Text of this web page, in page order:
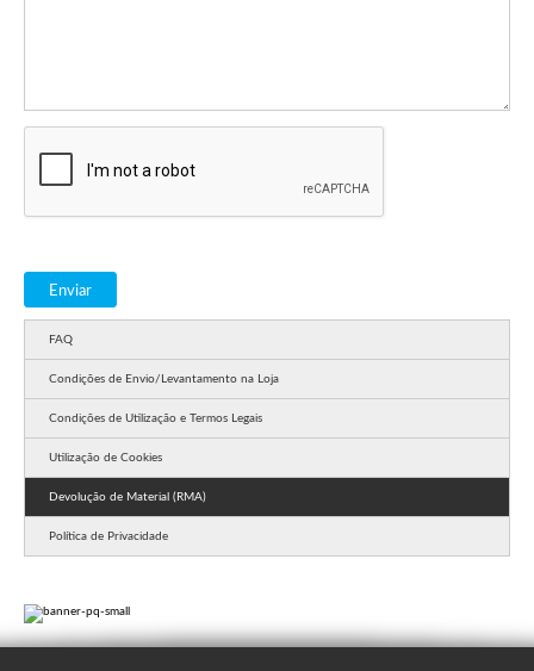
FAQ
Condições de Envio/Levantamento na Loja
Condições de Utilização e Termos Legais
Utilização de Cookies
Devolução de Material (RMA)
Política de Privacidade